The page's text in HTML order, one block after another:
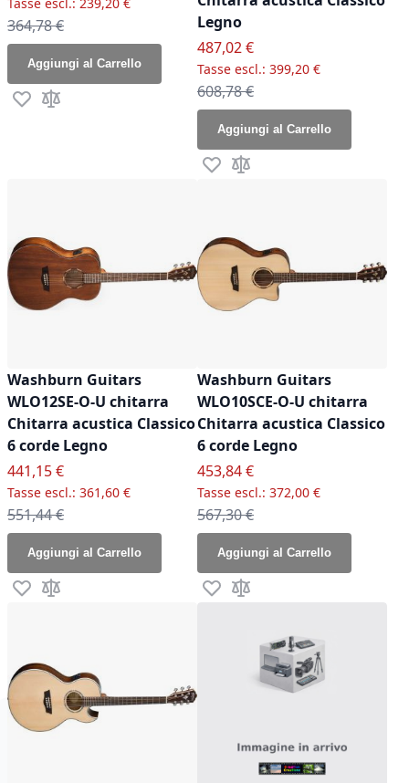
Prezzo normale
364,78 €
Aggiungi al Carrello
Aggiungi alla lista desideri
Aggiungi al confronto
Legno
Prezzo speciale
487,02 €
399,20 €
Prezzo normale
608,78 €
Aggiungi al Carrello
Aggiungi alla lista desideri
Aggiungi al confronto
Washburn Guitars
WLO12SE-O-U chitarra
Chitarra acustica Classico
6 corde Legno
Prezzo speciale
441,15 €
361,60 €
Prezzo normale
551,44 €
Aggiungi al Carrello
Aggiungi alla lista desideri
Aggiungi al confronto
Washburn Guitars
WLO10SCE-O-U chitarra
Chitarra acustica Classico
6 corde Legno
Prezzo speciale
453,84 €
372,00 €
Prezzo normale
567,30 €
Aggiungi al Carrello
Aggiungi alla lista desideri
Aggiungi al confronto